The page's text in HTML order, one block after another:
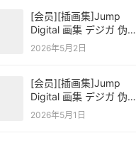
[会员][插画集]Jump
Digital 画集 デジガ 伪恋
ニセコイ 3
2026年5月2日
[会员][插画集]Jump
Digital 画集 デジガ 伪恋
ニセコイ 2
2026年5月1日